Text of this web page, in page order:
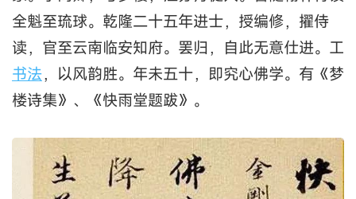
全魁至琉球。乾隆二十五年进士，授编修，擢侍
读，官至云南临安知府。罢归，自此无意仕进。工
书法，以风韵胜。年未五十，即究心佛学。有《梦
楼诗集》、《快雨堂题跋》。